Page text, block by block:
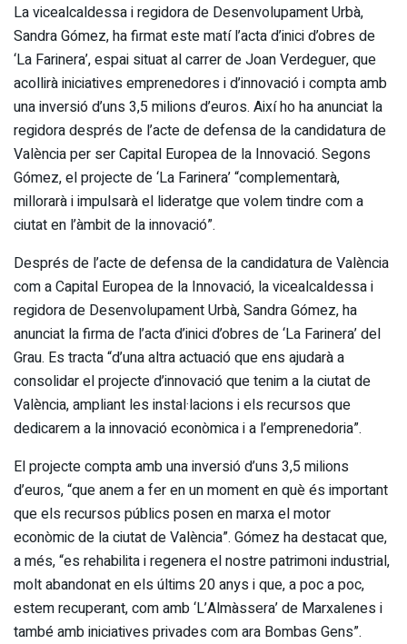
La vicealcaldessa i regidora de Desenvolupament Urbà,
Sandra Gómez, ha firmat este matí l’acta d’inici d’obres de
‘La Farinera’, espai situat al carrer de Joan Verdeguer, que
acollirà iniciatives emprenedores i d’innovació i compta amb
una inversió d’uns 3,5 milions d’euros. Així ho ha anunciat la
regidora després de l’acte de defensa de la candidatura de
València per ser Capital Europea de la Innovació. Segons
Gómez, el projecte de ‘La Farinera’ “complementarà,
millorarà i impulsarà el lideratge que volem tindre com a
ciutat en l’àmbit de la innovació”.
Després de l’acte de defensa de la candidatura de València
com a Capital Europea de la Innovació, la vicealcaldessa i
regidora de Desenvolupament Urbà, Sandra Gómez, ha
anunciat la firma de l’acta d’inici d’obres de ‘La Farinera’ del
Grau. Es tracta “d’una altra actuació que ens ajudarà a
consolidar el projecte d’innovació que tenim a la ciutat de
València, ampliant les instal·lacions i els recursos que
dedicarem a la innovació econòmica i a l’emprenedoria”.
El projecte compta amb una inversió d’uns 3,5 milions
d’euros, “que anem a fer en un moment en què és important
que els recursos públics posen en marxa el motor
econòmic de la ciutat de València”. Gómez ha destacat que,
a més, “es rehabilita i regenera el nostre patrimoni industrial,
molt abandonat en els últims 20 anys i que, a poc a poc,
estem recuperant, com amb ‘L’Almàssera’ de Marxalenes i
també amb iniciatives privades com ara Bombas Gens”.